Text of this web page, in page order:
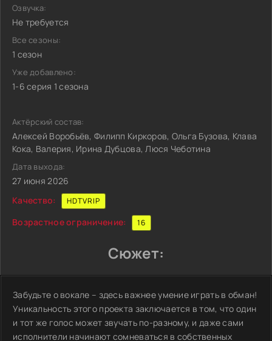
Озвучка:
Не требуется
Все сезоны:
1 сезон
Уже добавлено:
1-6 серия 1 сезона
Актёрский состав:
Алексей Воробьёв, Филипп Киркоров, Ольга Бузова, Клава
Кока, Валерия, Ирина Дубцова, Люся Чеботина
Дата выхода:
27 июня 2026
Качество:
HDTVRIP
Возрастное ограничение: 16
Сюжет:
Забудьте о вокале – здесь важнее умение играть в обман!
Уникальность этого проекта заключается в том, что один
и тот же голос может звучать по-разному, и даже сами
исполнители начинают сомневаться в собственных